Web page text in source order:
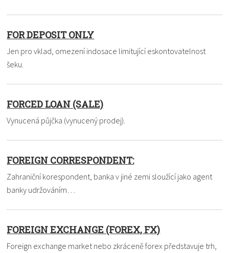
FOR DEPOSIT ONLY
Jen pro vklad, omezení indosace limitující eskontovatelnost
šeku.
FORCED LOAN (SALE)
Vynucená půjčka (vynucený prodej).
FOREIGN CORRESPONDENT:
Zahraniční korespondent, banka v jiné zemi sloužící jako agent
banky udržováním…
FOREIGN EXCHANGE (FOREX, FX)
Foreign exchange market nebo zkráceně forex představuje trh,